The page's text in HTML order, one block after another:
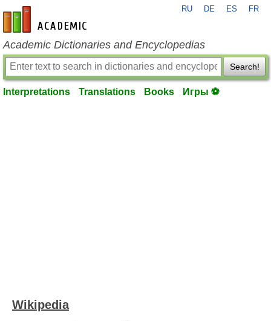
en-academic.com
RU DE ES FR
Academic Dictionaries and Encyclopedias
Search!
Interpretations Translations Books Игры ⚽
Wikipedia